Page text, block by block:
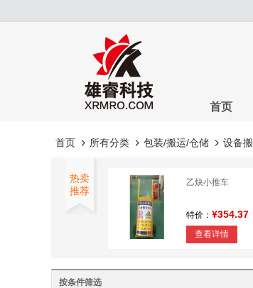
首页
首页 所有分类 包装/搬运/仓储 设备
热卖
推荐
乙炔小推车
特价： ¥354.37
查看详情
按条件筛选